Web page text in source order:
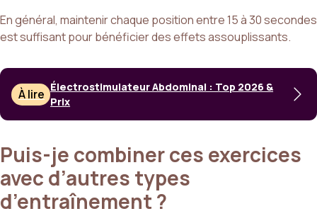
En général, maintenir chaque position entre 15 à 30 secondes
est suffisant pour bénéficier des effets assouplissants.
À lire Électrostimulateur Abdominal : Top 2026 &
Prix
Puis-je combiner ces exercices
avec d’autres types
d’entraînement ?